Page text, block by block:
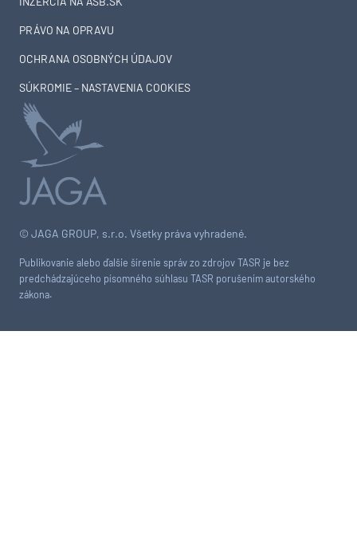
© JAGA GROUP, s.r.o. Všetky práva vyhradené.
Publikovanie alebo ďalšie šírenie správ zo zdrojov TASR je bez
predchádzajúceho písomného súhlasu TASR porušením autorského
zákona.
PRÁVO NA OPRAVU
OCHRANA OSOBNÝCH ÚDAJOV
SÚKROMIE – NASTAVENIA COOKIES